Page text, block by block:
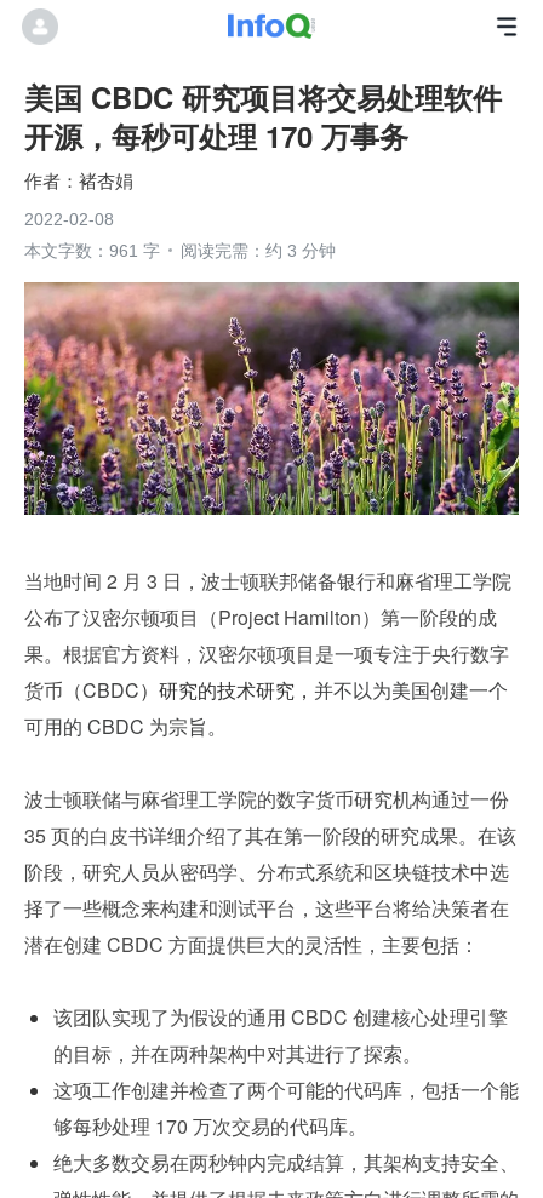
美国 CBDC 研究项目将交易处理软件
开源，每秒可处理 170 万事务
褚杏娟
2022-02-08
本文字数：961 字
阅读完需：约 3 分钟
当地时间 2 月 3 日，波士顿联邦储备银行和麻省理工学院
公布了汉密尔顿项目（Project Hamilton）第一阶段的成
果。根据官方资料，汉密尔顿项目是一项专注于央行数字
货币（CBDC）研究的技术研究， 并不以为美国创建一个
可用的 CBDC 为宗旨。
波士顿联储与麻省理工学院的数字货币研究机构通过一份
35 页的白皮书详细介绍了其在第一阶段的研究成果。在该
阶段，研究人员从密码学、分布式系统和区块链技术中选
择了一些概念来构建和测试平台，这些平台将给决策者在
潜在创建 CBDC 方面提供巨大的灵活性，主要包括：
该团队实现了为假设的通用 CBDC 创建核心处理引擎
的目标，并在两种架构中对其进行了探索。
这项工作创建并检查了两个可能的代码库，包括一个能
够每秒处理 170 万次交易的代码库。
绝大多数交易在两秒钟内完成结算，其架构支持安全、